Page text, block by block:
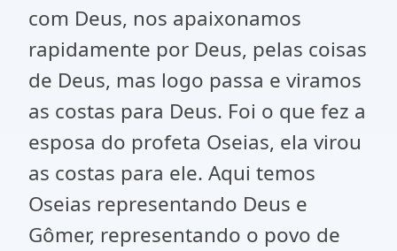
com Deus, nos apaixonamos
rapidamente por Deus, pelas coisas
de Deus, mas logo passa e viramos
as costas para Deus. Foi o que fez a
esposa do profeta Oseias, ela virou
as costas para ele. Aqui temos
Oseias representando Deus e
Gômer, representando o povo de